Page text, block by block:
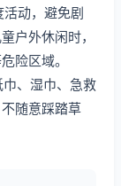
动，避免剧
户外休闲时，
险区域。
、湿巾、急救
随意踩踏草